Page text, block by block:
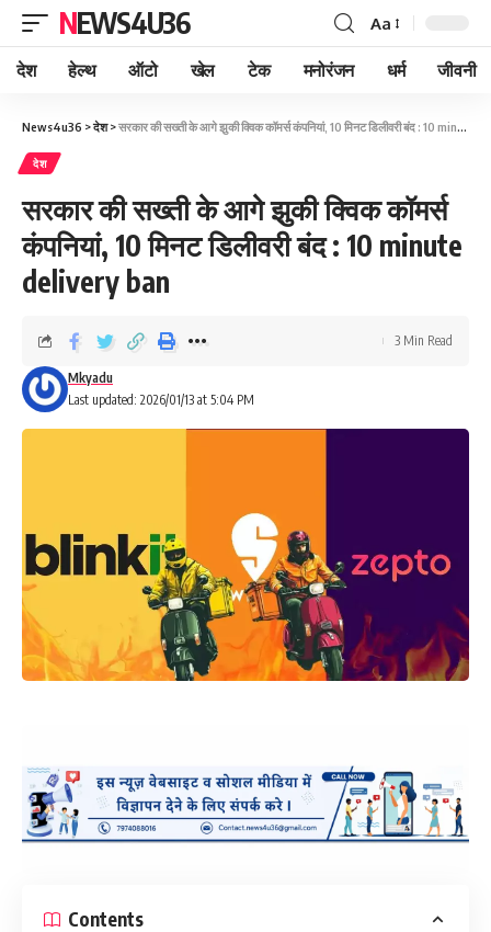
NEWS4U36 Aa
देश हेल्थ ऑटो खेल टेक मनोरंजन धर्म जीवनी
News4u36 >देश>सरकार की सख्ती के आगे झुकी क्विक कॉमर्स कंपनियां, 10 मिनट डिलीवरी बंद : 10 minute delivery ban
देश
सरकार की सख्ती के आगे झुकी क्विक कॉमर्स
कंपनियां, 10 मिनट डिलीवरी बंद : 10 minute
delivery ban
Last updated: 2026/01/13 at 5:04 PM
Mkyadu
3 Min Read
Contents